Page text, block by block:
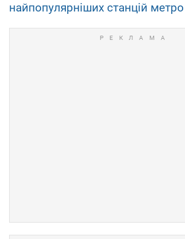
найпопулярніших станцій метро